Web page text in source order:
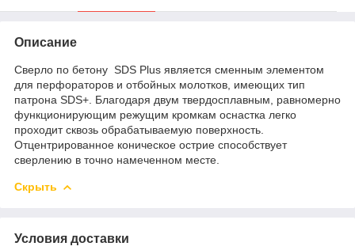
Описание
Сверло по бетону SDS Plus является сменным элементом
для перфораторов и отбойных молотков, имеющих тип
патрона SDS+. Благодаря двум твердосплавным, равномерно
функционирующим режущим кромкам оснастка легко
проходит сквозь обрабатываемую поверхность.
Отцентрированное коническое острие способствует
сверлению в точно намеченном месте.
Скрыть
Условия доставки